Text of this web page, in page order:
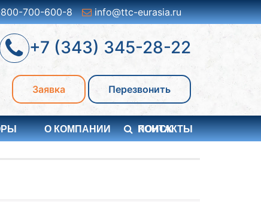
700-600-8 info@ttc-eurasia.ru
+7 (343) 345-28-22
Заявка Перезвонить
О КОМПАНИИ КОНТАКТЫ
ПОИСК